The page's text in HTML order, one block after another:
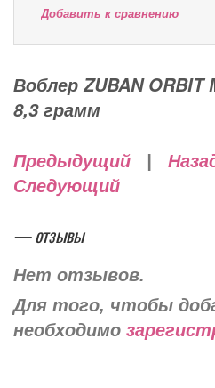
Добавить к сравнению
Воблер ZUBAN ORBIT
8,3 грамм
Предыдущий
Следующий
— отзывы
Нет отзывов.
Для того, чтобы
необходимо